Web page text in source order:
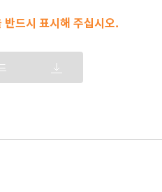
드시 표시해 주십시오.